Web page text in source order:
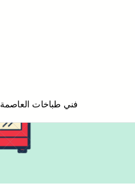
فني طباخات العاصمة